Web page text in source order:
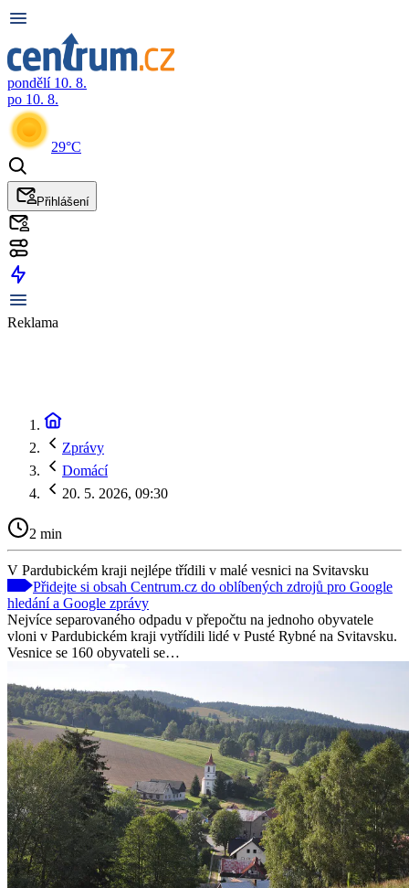
pondělí 10. 8.
po 10. 8.
29°C
Přihlášení
Reklama
Zprávy
Domácí
20. 5. 2026, 09:30
2 min
V Pardubickém kraji nejlépe třídili v malé vesnici na Svitavsku
Přidejte si obsah Centrum.cz do oblíbených zdrojů pro Google
hledání a Google zprávy
Nejvíce separovaného odpadu v přepočtu na jednoho obyvatele
vloni v Pardubickém kraji vytřídili lidé v Pusté Rybné na Svitavsku.
Vesnice se 160 obyvateli se…